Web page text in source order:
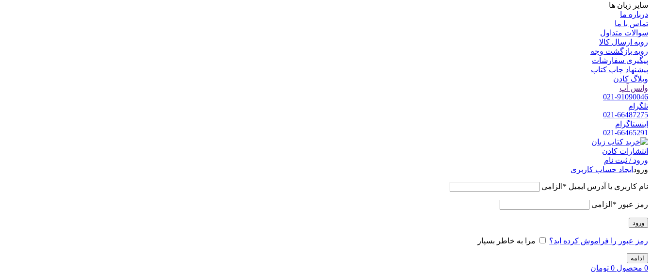
سایر زبان ها
درباره ما
تماس با ما
سوالات متداول
رویه ارسال کالا
رویه بازگشت وجه
پیگیری سفارشات
پیشنهاد چاپ کتاب
وبلاگ کادن
واتس آپ
021-91090046
تلگرام
021-66487275
اینستاگرام
021-66465291
ورود / ثبت نام
ورود ایجاد حساب کاربری
نام کاربری یا آدرس ایمیل * الزامی
رمز عبور * الزامی
ورود
رمز عبور را فراموش کرده اید؟ مرا به خاطر بسپار
ادامه
0 محصول 0 تومان